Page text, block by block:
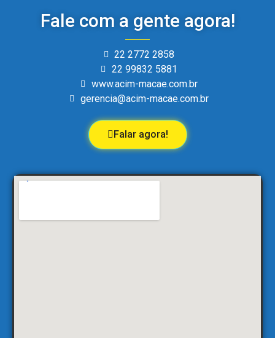
Fale com a gente agora!
22 2772 2858
22 99832 5881
www.acim-macae.com.br
gerencia@acim-macae.com.br
Falar agora!